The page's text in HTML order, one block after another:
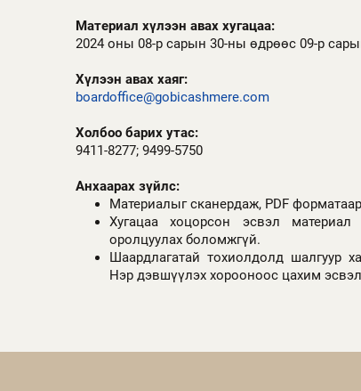
Материал хүлээн авах хугацаа:
2024 оны 08-р сарын 30-ны өдрөөс 09-р
Хүлээн авах хаяг:
boardoffice@gobicashmere.com
Холбоо барих утас:
9411-8277; 9499-5750
Анхаарах зүйлс:
Материалыг сканердаж, PDF
Хугацаа хоцорсон эсвэл материал
оролцуулах боломжгүй.
Шаардлагатай тохиолдолд шалгуур
Нэр дэвшүүлэх хорооноос цахим